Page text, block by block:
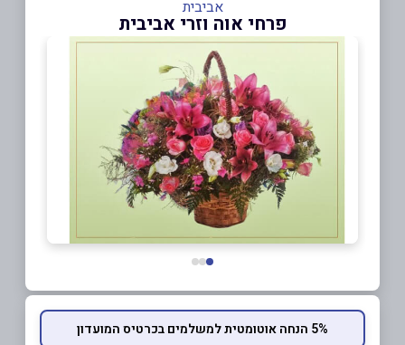
פרחי אוה וזרי אביבית
5% הנחה אוטומטית למשלמים בכרטיס המועדון